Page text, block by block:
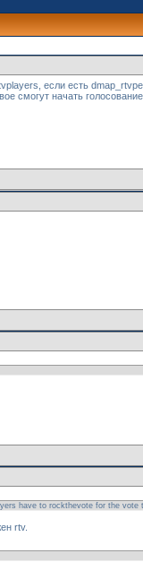
если есть
смогут начать
have to rockthevote for the
rtv.